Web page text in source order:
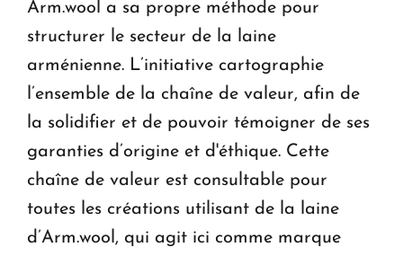
Arm.wool a sa propre méthode pour
structurer le secteur de la laine
arménienne. L’initiative cartographie
l’ensemble de la chaîne de valeur, afin de
la solidifier et de pouvoir témoigner de ses
garanties d’origine et d'éthique. Cette
chaîne de valeur est consultable pour
toutes les créations utilisant de la laine
d’Arm.wool, qui agit ici comme marque